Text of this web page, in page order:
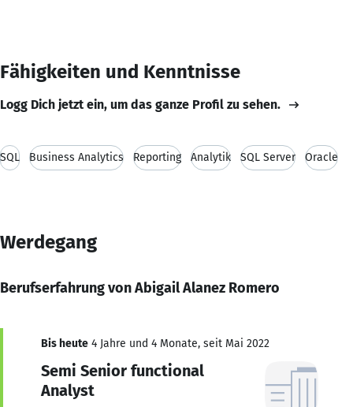
Fähigkeiten und Kenntnisse
Logg Dich jetzt ein, um das ganze Profil zu sehen.
SQL Business Analytics Reporting Analytik SQL Server Oracle
Werdegang
Berufserfahrung von Abigail Alanez Romero
Bis heute 4 Jahre und 4 Monate, seit Mai 2022
Semi Senior functional
Analyst